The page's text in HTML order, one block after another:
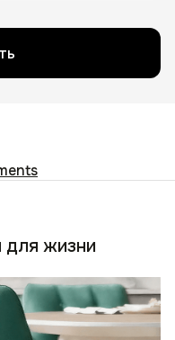
для жизни